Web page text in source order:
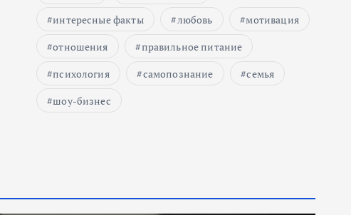
интересные факты
любовь
мотивация
отношения
правильное питание
психология
самопознание
семья
шоу-бизнес